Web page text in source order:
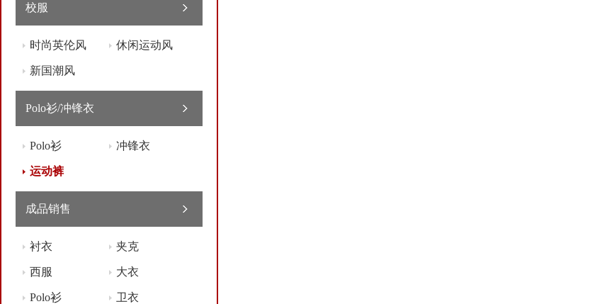
校服
时尚英伦风 休闲运动风
新国潮风
Polo衫/冲锋衣
Polo衫 冲锋衣
运动裤
成品销售
衬衣 夹克
西服 大衣
Polo衫 卫衣